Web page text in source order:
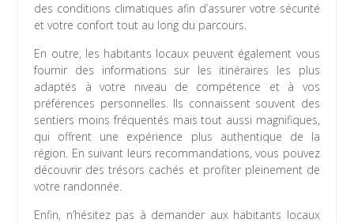
des conditions climatiques afin d’assurer votre sécurité
et votre confort tout au long du parcours.
En outre, les habitants locaux peuvent également vous
fournir des informations sur les itinéraires les plus
adaptés à votre niveau de compétence et à vos
préférences personnelles. Ils connaissent souvent des
sentiers moins fréquentés mais tout aussi magnifiques,
qui offrent une expérience plus authentique de la
région. En suivant leurs recommandations, vous pouvez
découvrir des trésors cachés et profiter pleinement de
votre randonnée.
Enfin, n’hésitez pas à demander aux habitants locaux